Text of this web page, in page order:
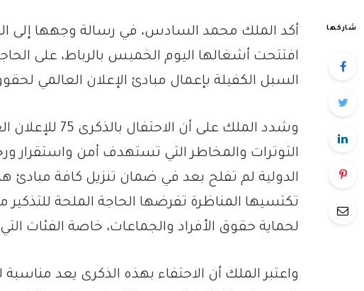
شاركها
أكد الملك محمد السادس، في رسالة وجهها إلى
افتتحت أشغالها اليوم الخميس بالرباط، على
السبل الكفيلة بإعمال مبادئ الإعلان العالمي
وشدد الملك على
التوترات والمخاطر التي تستهدف أمن واستقرار
الدولية لم تفلح بعد في ضمان تنزيل كافة مبادئ
تكتسيها المناظرة تفرضها الحاجة الملحة للتذكير
لحماية حقوق الأفراد والجماعات، خاصة الفئات
واعتبر الملك أن الاحتفاء بهذه الذكرى يعد